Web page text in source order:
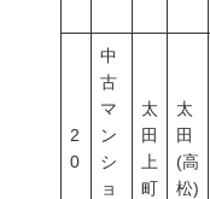
2
0
中
古
マ
ン
シ
ョ
太
田
上
町
太
田
(高
松)